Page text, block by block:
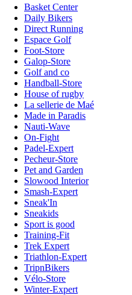
Basket Center
Daily Bikers
Direct Running
Espace Golf
Foot-Store
Galop-Store
Golf and co
Handball-Store
House of rugby
La sellerie de Maé
Made in Paradis
Nauti-Wave
On-Fight
Padel-Expert
Pecheur-Store
Pet and Garden
Slowood Interior
Smash-Expert
Sneak'In
Sneakids
Sport is good
Training-Fit
Trek Expert
Triathlon-Expert
TripnBikers
Vélo-Store
Winter-Expert